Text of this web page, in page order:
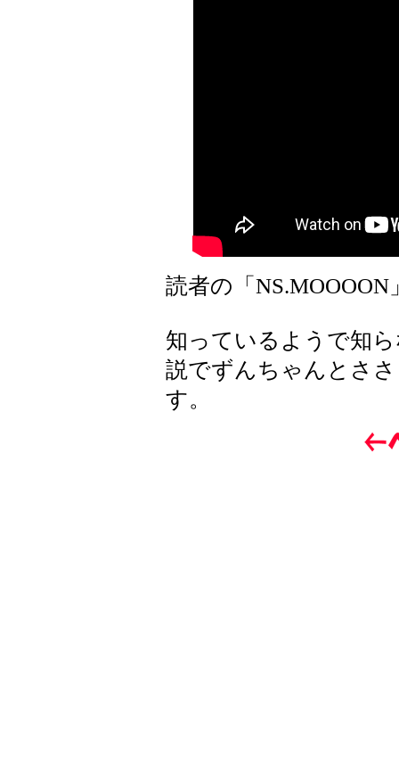
読者の「
知っているようで知
説でずんちゃんとさ
す。